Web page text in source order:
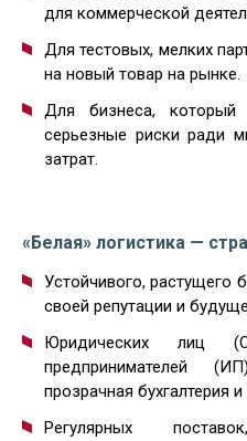
для коммерческой
Для тестовых, мелких
на новый товар на рынке.
Для бизнеса,
серьезные риски ради
затрат.
«Белая» логистика —
Устойчивого, растущего
своей репутации и
Юридических лиц
предпринимателей
прозрачная бухгалтерия
Регулярных